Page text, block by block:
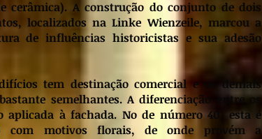
cerâmica). A construção do conjunto de dois
localizados na Linke Wienzeile, marcou a
de influências historicistas e sua adesão
tem destinação comercial e os demais
semelhantes. A diferenciação entre os
aplicada à fachada. No de número 40, esta é
com motivos florais, de onde provém a